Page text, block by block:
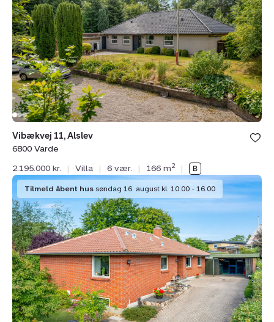
Alslev,
6800
Varde
Vibækvej 11, Alslev
6800 Varde
2.195.000 kr.
| Villa | 6 vær. | 166 m2 |
Villa:
Grønningen
29,
6870
Ølgod
Tilmeld åbent hus søndag 16. august kl. 10.00 - 16.00